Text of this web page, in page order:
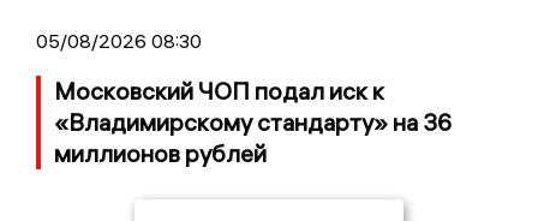
05/08/2026 08:30
Московский ЧОП подал иск к
«Владимирскому стандарту» на 36
миллионов рублей